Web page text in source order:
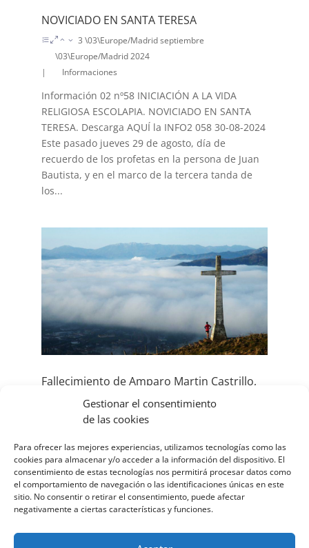
Gestionar el consentimiento
de las cookies
Para ofrecer las mejores experiencias, utilizamos tecnologías como las
cookies para almacenar y/o acceder a la información del dispositivo. El
consentimiento de estas tecnologías nos permitirá procesar datos como
el comportamiento de navegación o las identificaciones únicas en este
sitio. No consentir o retirar el consentimiento, puede afectar
negativamente a ciertas características y funciones.
NOVICIADO EN SANTA TERESA
3 \03\Europe/Madrid septiembre
\03\Europe/Madrid 2024
|
Informaciones
Información 02 nº58 INICIACIÓN A LA VIDA
RELIGIOSA ESCOLAPIA. NOVICIADO EN SANTA
TERESA. Descarga AQUÍ la INFO2 058 30-08-2024
Este pasado jueves 29 de agosto, día de
recuerdo de los profetas en la persona de Juan
Bautista, y en el marco de la tercera tanda de
los...
Fallecimiento de Amparo Martin Castrillo,
2 \02\Europe/Madrid septiembre
\02\Europe/Madrid 2024
Información 02 nº60 Fallecimiento de Amparo
Martin Castrillo, madre de José Miguel Asenjo,
de nuestra Fraternidad de Tolosa. Ayer día 1 de
septiembre fallecía la madre de José Miguel
Amparo. A sus 88 años descansa ya en la...